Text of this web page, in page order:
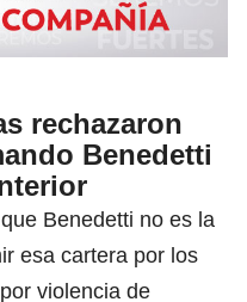
rechazaron
Benedetti
Benedetti no es la
esa cartera por los
violencia de